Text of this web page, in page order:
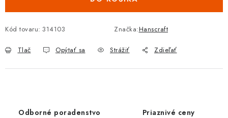
Kód tovaru: 314103 Značka:Hanscraft
Tlač Opýtať sa Strážiť Zdieľať
Odborné poradenstvo Priaznivé ceny